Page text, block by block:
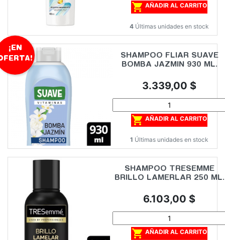
 AÑADIR AL CARRITO
4 Últimas unidades en stock
SHAMPOO FLIAR SUAVE
BOMBA JAZMIN 930 ML.
Precio
3.339,00 $
 AÑADIR AL CARRITO
1 Últimas unidades en stock
¡EN
SHAMPOO TRESEMME
BRILLO LAMERLAR 250 ML.
Precio
6.103,00 $
 AÑADIR AL CARRITO